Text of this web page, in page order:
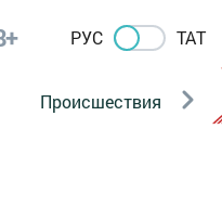
РУС ТАТ
Происшествия